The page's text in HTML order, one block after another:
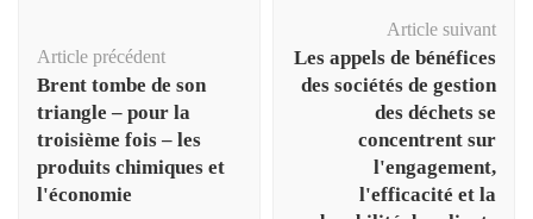
d'article
Article précédent
Brent tombe de son
triangle – pour la
troisième fois – les
produits chimiques et
l'économie
Article suivant
Les appels de bénéfices
des sociétés de gestion
des déchets se
concentrent sur
l'engagement,
l'efficacité et la